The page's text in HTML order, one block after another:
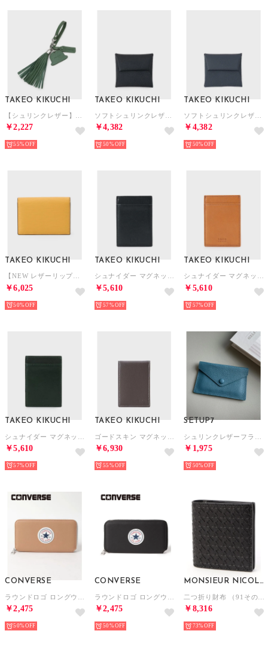
TAKEO KIKUCHI
￥2,227
55%
TAKEO KIKUCHI
￥4,382
50%
TAKEO KIKUCHI
￥4,382
50%
TAKEO KIKUCHI
￥6,025
50%
TAKEO KIKUCHI
￥5,610
57%
TAKEO KIKUCHI
￥5,610
57%
TAKEO KIKUCHI
￥5,610
57%
TAKEO KIKUCHI
￥6,930
55%
SETUP7
￥1,975
50%
CONVERSE
￥2,475
50%
CONVERSE
￥2,475
50%
MONSIEUR NICOLE
￥8,316
73%